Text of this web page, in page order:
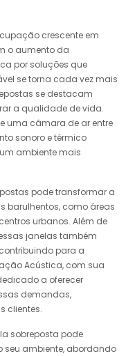
crescente em
o aumento da
por soluções que
se torna cada vez mais
se destacam
a qualidade de vida.
uma câmara de ar entre
sonoro e térmico
ambiente mais
pode transformar a
barulhentos, como áreas
urbanos. Além de
janelas também
para a
Acústica, com sua
a oferecer
demandas,
clientes.
sobreposta pode
seu ambiente, abordando